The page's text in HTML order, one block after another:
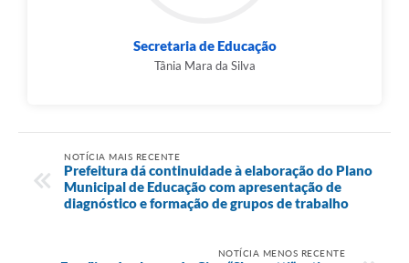
Secretaria de Educação
Tânia Mara da Silva
NOTÍCIA MAIS RECENTE
Prefeitura dá continuidade à elaboração do Plano
Municipal de Educação com apresentação de
diagnóstico e formação de grupos de trabalho
NOTÍCIA MENOS RECENTE